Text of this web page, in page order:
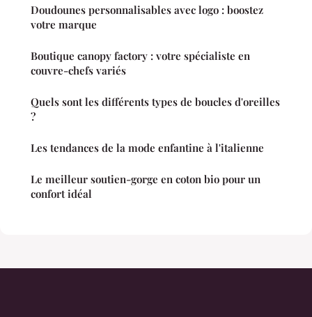
Doudounes personnalisables avec logo : boostez
votre marque
Boutique canopy factory : votre spécialiste en
couvre-chefs variés
Quels sont les différents types de boucles d'oreilles
?
Les tendances de la mode enfantine à l'italienne
Le meilleur soutien-gorge en coton bio pour un
confort idéal